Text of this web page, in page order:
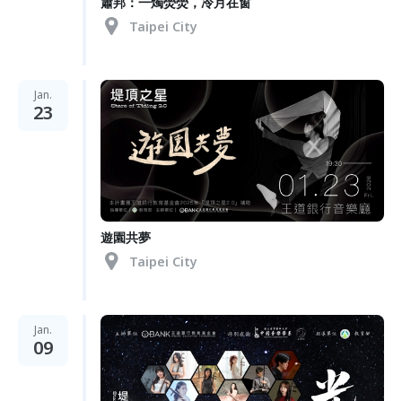
Taipei City
Jan.
23
遊園共夢
Taipei City
Jan.
09